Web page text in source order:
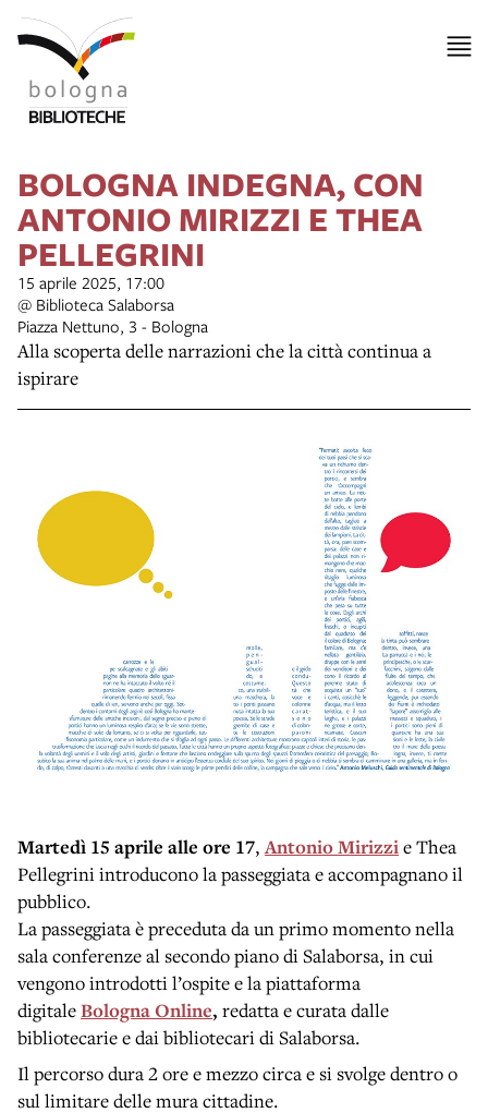
BOLOGNA INDEGNA, CON
ANTONIO MIRIZZI E THEA
PELLEGRINI
15 aprile 2025, 17:00
@ Biblioteca Salaborsa
Piazza Nettuno, 3 - Bologna
Alla scoperta delle narrazioni che la città continua a
ispirare
Martedì 15 aprile alle ore 17,Antonio Mirizzie Thea
Pellegrini introducono la passeggiata e accompagnano il
pubblico.
La passeggiata è preceduta da un primo momento nella
sala conferenze al secondo piano di Salaborsa, in cui
vengono introdotti l’ospite e la piattaforma
digitaleBologna Online, redatta e curata dalle
bibliotecarie e dai bibliotecari di Salaborsa.
Il percorso dura 2 ore e mezzo circa e si svolge dentro o
sul limitare delle mura cittadine.